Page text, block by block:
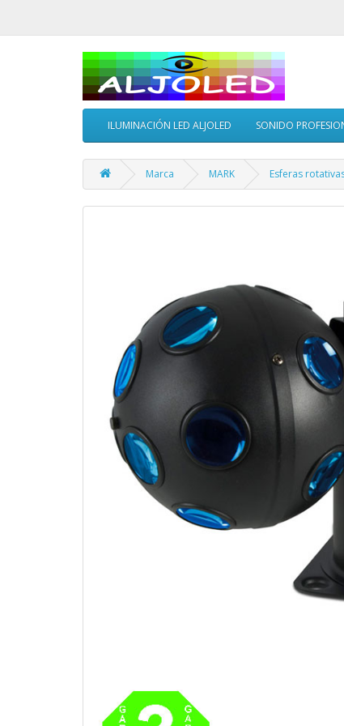
ILUMINACIÓN LED ALJOLED SONIDO
Marca MARK Esferas